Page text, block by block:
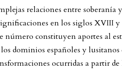
relaciones entre soberanía
en los siglos XVIII
número constituyen aportes al
dominios españoles y
ocurridas a partir